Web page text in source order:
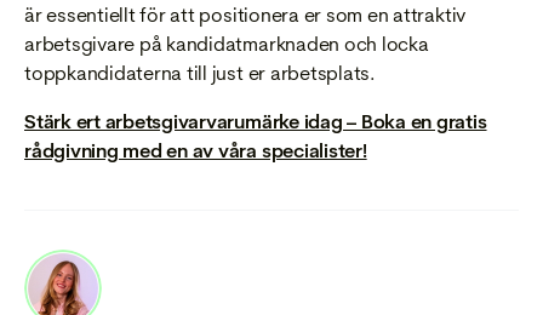
är essentiellt för att positionera er som en attraktiv
arbetsgivare på kandidatmarknaden och locka
toppkandidaterna till just er arbetsplats.
Stärk ert arbetsgivarvarumärke idag – Boka en gratis
rådgivning med en av våra specialister!